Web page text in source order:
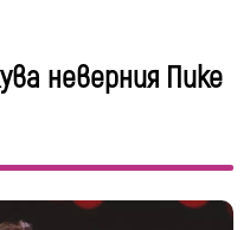
неверния Пике